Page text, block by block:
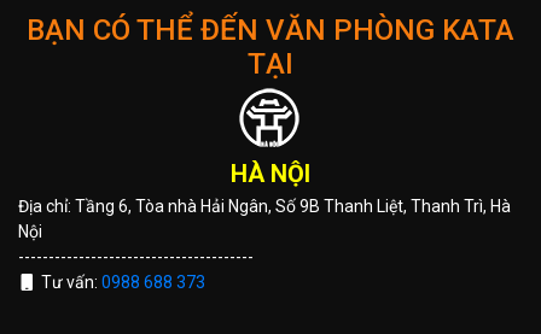
BẠN CÓ THỂ ĐẾN VĂN PHÒNG KATA
TẠI
HÀ NỘI
Địa chỉ: Tầng 6, Tòa nhà Hải Ngân, Số 9B Thanh Liệt, Thanh Trì, Hà
Nội
---------------------------------------
Tư vấn: 0988 688 373